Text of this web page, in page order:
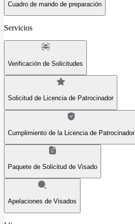
Cuadro de mando de preparación
Servicios
Verificación de Solicitudes
Solicitud de Licencia de Patrocinador
Cumplimiento de la Licencia de Patrocinador
Paquete de Solicitud de Visado
Apelaciones de Visados